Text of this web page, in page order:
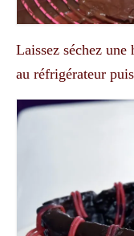
Laissez séchez une
au réfrigérateur